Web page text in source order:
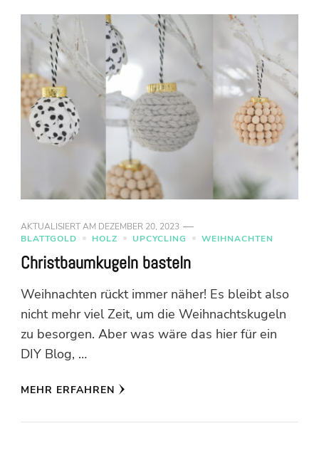
AKTUALISIERT AM DEZEMBER 20, 2023
BLATTGOLD
HOLZ UPCYCLING WEIHNACHTEN
Christbaumkugeln basteln
Weihnachten rückt immer näher! Es bleibt also
nicht mehr viel Zeit, um die Weihnachtskugeln
zu besorgen. Aber was wäre das hier für ein
DIY Blog, …
MEHR ERFAHREN